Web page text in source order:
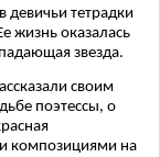
девичьи тетрадки
жизнь оказалась
звезда.
своим
поэтессы, о
композициями на